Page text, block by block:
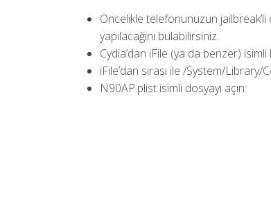
Öncelikle telefonunuzun jailbreak’li
yapılacağını bulabilirsiniz.
Cydia’dan iFile (ya da benzer)
iFile’dan sırası ile /System/
N90AP.plist isimli dosyayı açın: